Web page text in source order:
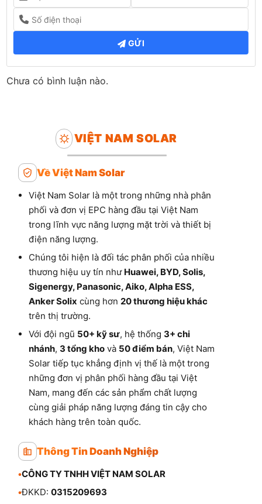
GỬI
Chưa có bình luận nào.
VIỆT NAM SOLAR
Về Việt Nam Solar
Việt Nam Solar là một trong những nhà phân
phối và đơn vị EPC hàng đầu tại Việt Nam
trong lĩnh vực năng lượng mặt trời và thiết bị
điện năng lượng.
Chúng tôi hiện là đối tác phân phối của nhiều
thương hiệu uy tín như Huawei, BYD, Solis,
Sigenergy, Panasonic, Aiko, Alpha ESS,
Anker Solix cùng hơn 20 thương hiệu khác
trên thị trường.
Với đội ngũ 50+ kỹ sư, hệ thống 3+ chi
nhánh, 3 tổng kho và 50 điểm bán, Việt Nam
Solar tiếp tục khẳng định vị thế là một trong
những đơn vị phân phối hàng đầu tại Việt
Nam, mang đến các sản phẩm chất lượng
cùng giải pháp năng lượng đáng tin cậy cho
khách hàng trên toàn quốc.
Thông Tin Doanh Nghiệp
•CÔNG TY TNHH VIỆT NAM SOLAR
•ĐKKD: 0315209693